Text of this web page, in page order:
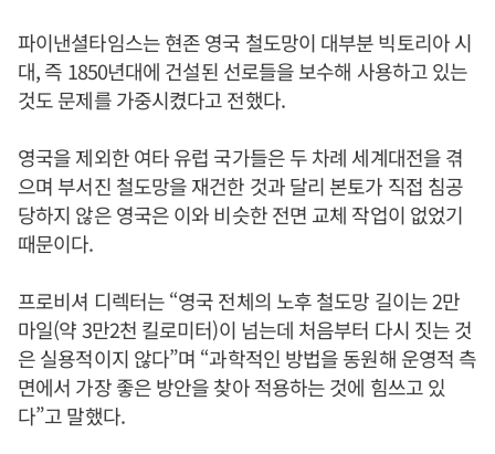
파이낸셜타임스는 현존 영국 철도망이 대부분 빅토리아 시
대, 즉 1850년대에 건설된 선로들을 보수해 사용하고 있는
것도 문제를 가중시켰다고 전했다.
영국을 제외한 여타 유럽 국가들은 두 차례 세계대전을 겪
으며 부서진 철도망을 재건한 것과 달리 본토가 직접 침공
당하지 않은 영국은 이와 비슷한 전면 교체 작업이 없었기
때문이다.
프로비셔 디렉터는 “영국 전체의 노후 철도망 길이는 2만
마일(약 3만2천 킬로미터)이 넘는데 처음부터 다시 짓는 것
은 실용적이지 않다”며 “과학적인 방법을 동원해 운영적 측
면에서 가장 좋은 방안을 찾아 적용하는 것에 힘쓰고 있
다”고 말했다.